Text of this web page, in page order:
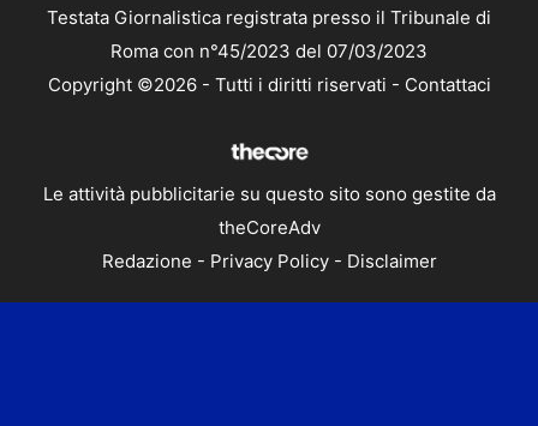
Testata Giornalistica registrata presso il Tribunale di
Roma con n°45/2023 del 07/03/2023
Copyright ©2026 - Tutti i diritti riservati - Contattaci
Le attività pubblicitarie su questo sito sono gestite da
theCoreAdv
Redazione - Privacy Policy- Disclaimer